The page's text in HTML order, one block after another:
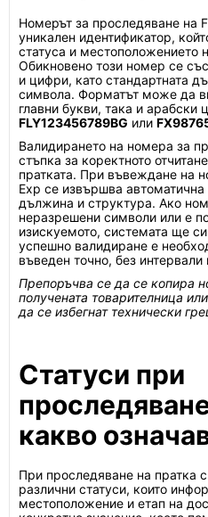
Номерът за проследяване на
уникален идентификатор,
статуса и местоположението
Обикновено този номер се
и цифри, като стандартната
символа. Форматът може да
главни букви, така и арабски
FLY123456789BG или
Валидирането на номера за
стъпка за коректното
пратката. При въвеждане на
Exp се извършва
дължина и структура. Ако
неразрешени символи или е
изискуемото, системата ще
успешно валидиране е
въведен точно, без
Препоръчва се да се копира
получената товарителница
да се избегнат технически
Статуси при
какво
При проследяване на пратка
различни статуси, които
местоположение и етап на